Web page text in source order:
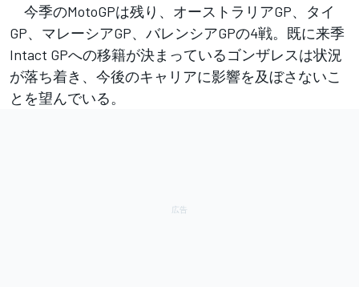
今季のMotoGPは残り、オーストラリアGP、タイ
GP、マレーシアGP、バレンシアGPの4戦。既に来季
Intact GPへの移籍が決まっているゴンザレスは状況
が落ち着き、今後のキャリアに影響を及ぼさないこ
とを望んでいる。